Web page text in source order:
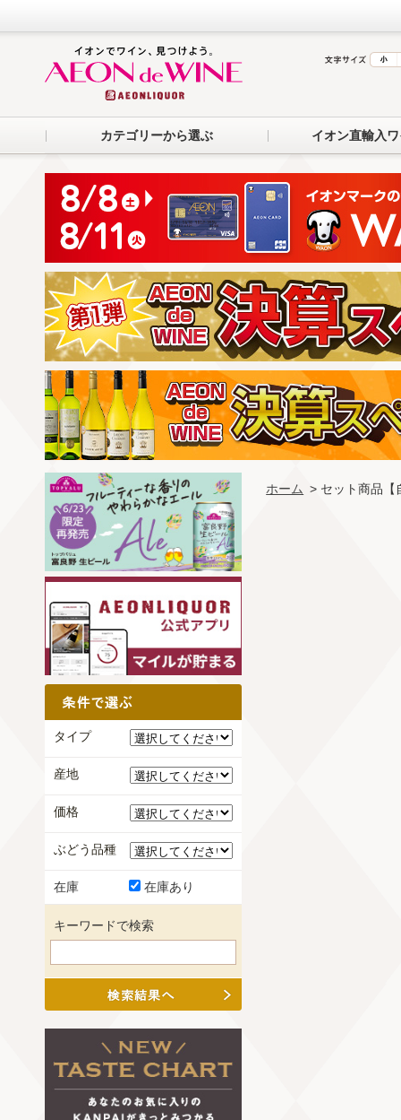
カテゴリーから選ぶ イオン直輸入
ホーム > セット商品
タイプ
産地
価格
ぶどう品種
在庫 在庫あり
キーワードで検索